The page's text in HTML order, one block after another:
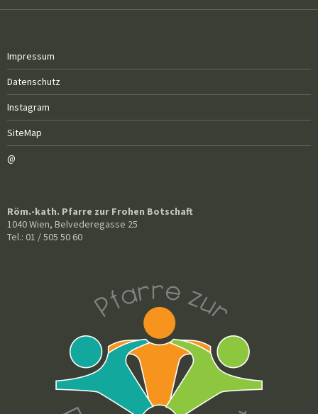
Impressum
Datenschutz
Instagram
SiteMap
@
Röm.-kath. Pfarre zur Frohen Botschaft
1040 Wien, Belvederegasse 25
Tel.: 01 / 505 50 60